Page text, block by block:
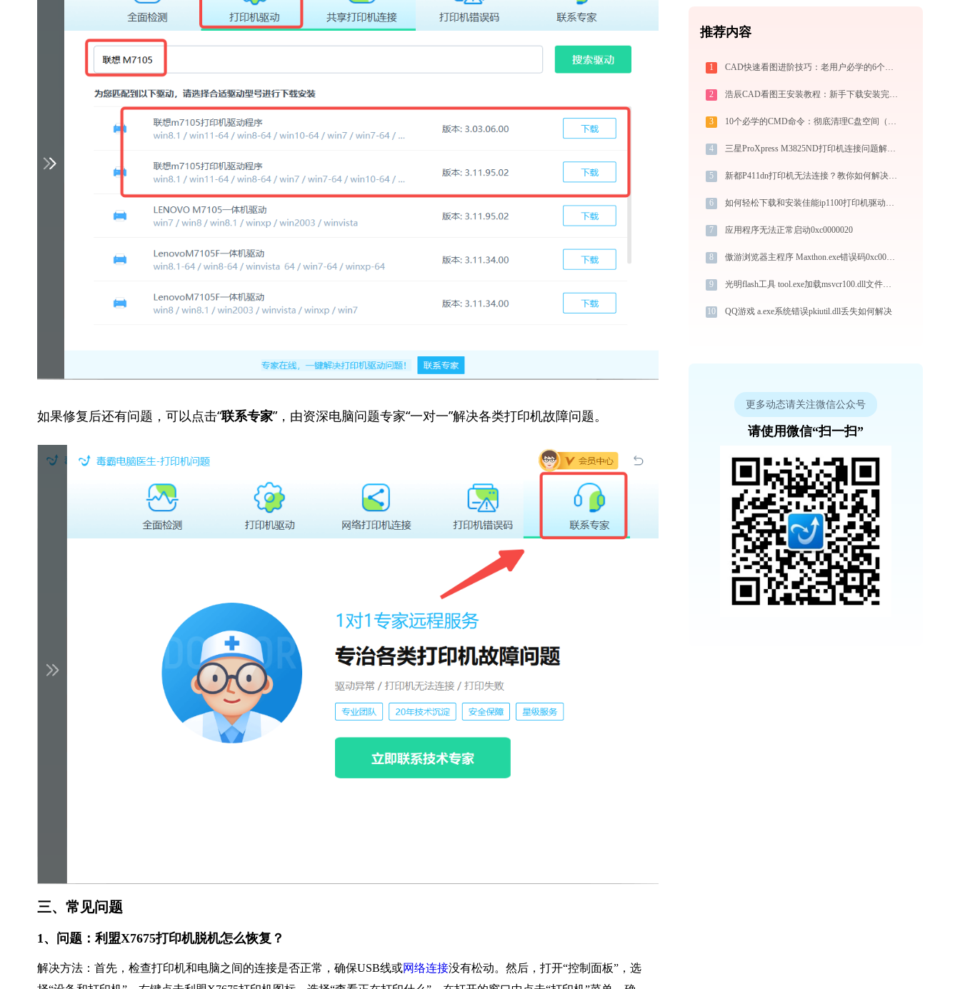
如果修复后还有问题，可以点击“联系专家”，由资深电脑问题专家“一对一”解决各类打印机故障问题。
三、常见问题
1、问题：利盟X7675打印机脱机怎么恢复？
解决方法：首先，检查打印机和电脑之间的连接是否正常，确保USB线或网络连接没有松动。然后，打开“控制面板”，选
推荐内容
1 CAD快速看图进阶技巧：老用户必学的6个实用方法
2 浩辰CAD看图王安装教程：新手下载安装完整图文步骤
3 10个必学的CMD命令：彻底清理C盘空间（2025实战手册）
4 三星ProXpress M3825ND打印机连接问题解决方法 - 金山毒霸
5 新都P411dn打印机无法连接？教你如何解决！-金山毒霸
6 如何轻松下载和安装佳能ip1100打印机驱动？跟着这篇指南走
7 应用程序无法正常启动0xc0000020
8 傲游浏览器主程序 Maxthon.exe错误码0xc0000005处理办法
9 光明flash工具 tool.exe加载msvcr100.dll文件丢失处理办法
10 QQ游戏 a.exe系统错误pkiutil.dll丢失如何解决
更多动态请关注微信公众号
请使用微信“扫一扫”